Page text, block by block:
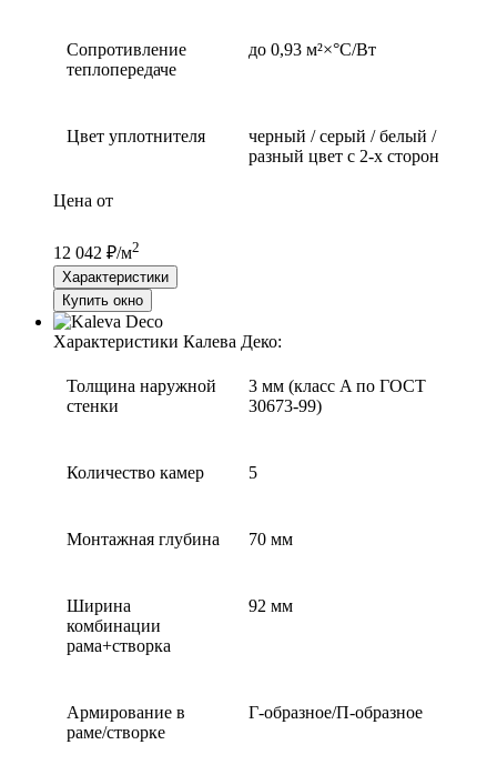
Сопротивление
теплопередаче
до 0,93 м²×°С/Вт
Цвет уплотнителя
черный / серый / белый /
разный цвет с 2-х сторон
Цена от
12 042 ₽/м2
Характеристики
Купить окно
Характеристики Калева Деко:
Толщина наружной
стенки
3 мм (класс A по ГОСТ
30673-99)
Количество камер 5
Монтажная глубина 70 мм
Ширина
комбинации
рама+створка
92 мм
Армирование в
раме/створке
Г-образное/П-образное